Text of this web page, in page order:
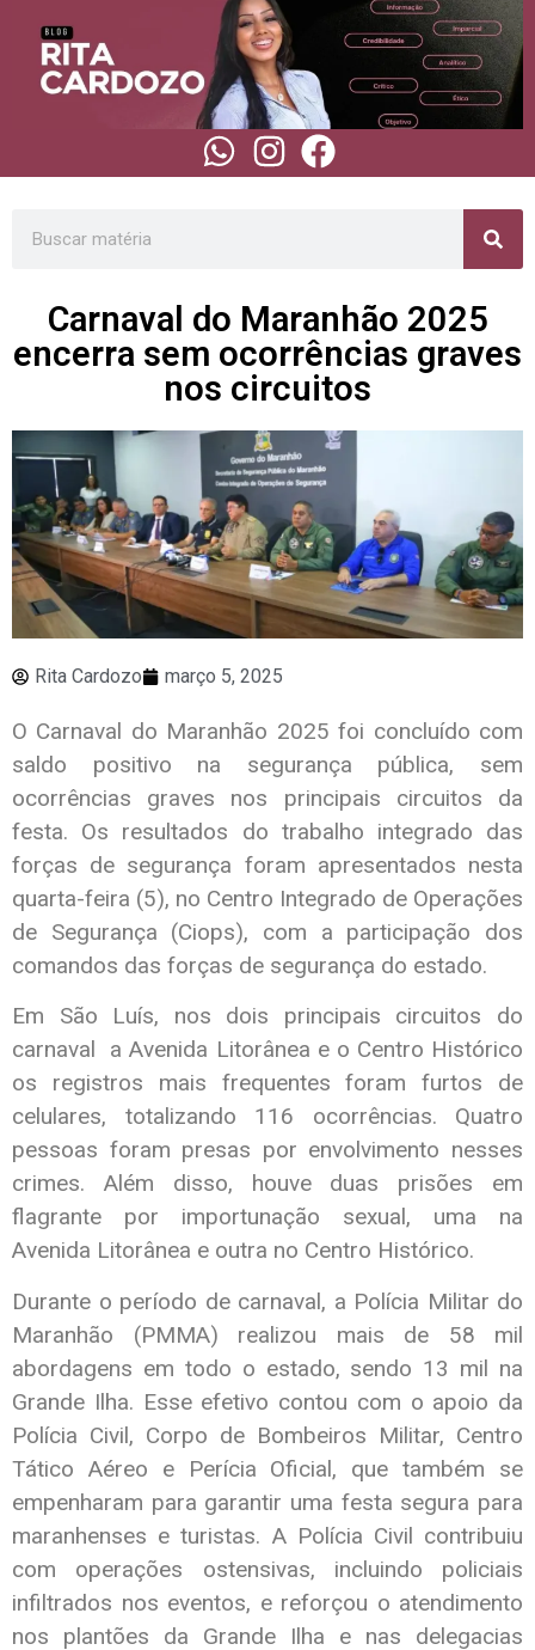
Carnaval do Maranhão 2025
encerra sem ocorrências graves
nos circuitos
Rita Cardozo março 5, 2025
O Carnaval do Maranhão 2025 foi concluído com
saldo positivo na segurança pública, sem
ocorrências graves nos principais circuitos da
festa. Os resultados do trabalho integrado das
forças de segurança foram apresentados nesta
quarta-feira (5), no Centro Integrado de Operações
de Segurança (Ciops), com a participação dos
comandos das forças de segurança do estado.
Em São Luís, nos dois principais circuitos do
carnaval a Avenida Litorânea e o Centro Histórico
os registros mais frequentes foram furtos de
celulares, totalizando 116 ocorrências. Quatro
pessoas foram presas por envolvimento nesses
crimes. Além disso, houve duas prisões em
flagrante por importunação sexual, uma na
Avenida Litorânea e outra no Centro Histórico.
Durante o período de carnaval, a Polícia Militar do
Maranhão (PMMA) realizou mais de 58 mil
abordagens em todo o estado, sendo 13 mil na
Grande Ilha. Esse efetivo contou com o apoio da
Polícia Civil, Corpo de Bombeiros Militar, Centro
Tático Aéreo e Perícia Oficial, que também se
empenharam para garantir uma festa segura para
maranhenses e turistas. A Polícia Civil contribuiu
com operações ostensivas, incluindo policiais
infiltrados nos eventos, e reforçou o atendimento
nos plantões da Grande Ilha e nas delegacias